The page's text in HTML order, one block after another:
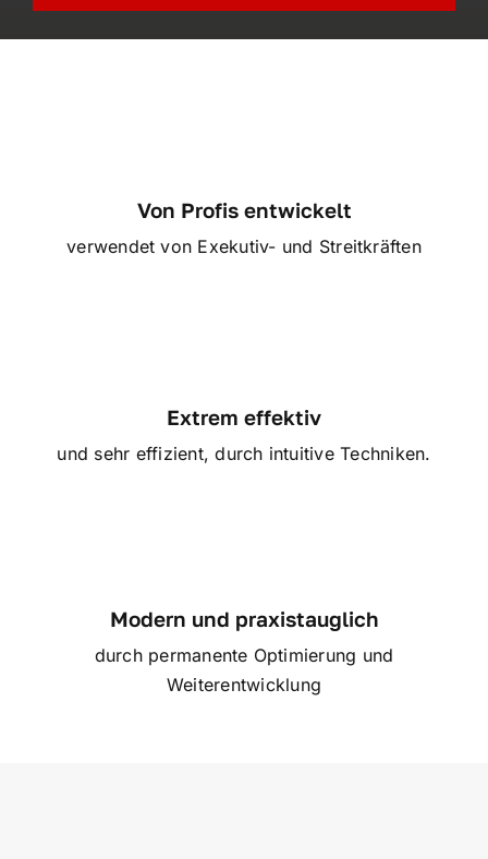
Von Profis entwickelt
verwendet von Exekutiv- und Streitkräften
Extrem effektiv
und sehr effizient, durch intuitive Techniken.
Modern und praxistauglich
durch permanente Optimierung und
Weiterentwicklung